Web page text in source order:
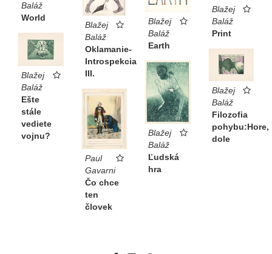
Blažej
Baláž
Oklamanie-
Introspekcia
III.
Baláž
World
Blažej
Baláž
Print
Blažej
Baláž
Earth
Blažej
Baláž
Ešte
stále
vediete
vojnu?
Blažej
Baláž
Filozofia
pohybu:Hore,
dole
Blažej
Baláž
Ľudská
hra
Paul
Gavarni
Čo chce
ten
človek